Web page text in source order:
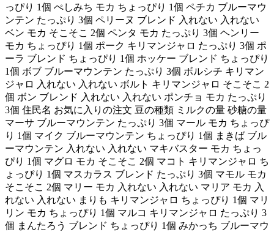
っぴり 1個 ぺしみち モカ ちょっぴり 1個 ペチカ ブルーマウ
ンテン たっぷり 3個 ペリーヌ ブレンド 入れない 入れない
ベン モカ そこそこ 2個 ペンタ モカ たっぷり 3個 ヘンリー
モカ ちょっぴり 1個 ポーク キリマンジャロ たっぷり 3個 ポ
ーラ ブレンド ちょっぴり 1個 ホッケー ブレンド ちょっぴり
1個 ボブ ブルーマウンテン たっぷり 3個 ボルシチ キリマン
ジャロ 入れない 入れない ボルト キリマンジャロ そこそこ 2
個 ボン ブレンド 入れない 入れない ポンチョ モカ たっぷり
3個 住民名 お気に入りの注文 豆の種類 ミルクの量 砂糖の量
マーサ ブルーマウンテン たっぷり 3個 マール モカ ちょっぴ
り 1個 マイク ブルーマウンテン ちょっぴり 1個 まきば ブル
ーマウンテン 入れない 入れない マキバスター モカ ちょっ
ぴり 1個 マグロ モカ そこそこ 2個 マコト キリマンジャロ ち
ょっぴり 1個 マスカラス ブレンド たっぷり 3個 マモル モカ
そこそこ 2個 マリー モカ 入れない 入れない マリア モカ 入
れない 入れない まりも キリマンジャロ ちょっぴり 1個 マリ
リン モカ ちょっぴり 1個 マルコ キリマンジャロ たっぷり 3
個 まんたろう ブレンド ちょっぴり 1個 みかっち ブルーマウ